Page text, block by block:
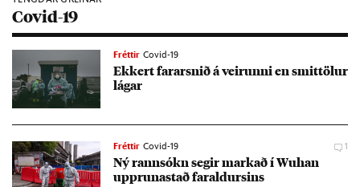
Covid-19
Fréttir Covid-19
Ekk­ert far­arsnið á veirunni en smit­töl­ur
lág­ar
Fréttir Covid-19 1
Ný rann­sókn seg­ir mark­að í Wu­h­an
upp­runastað far­ald­urs­ins